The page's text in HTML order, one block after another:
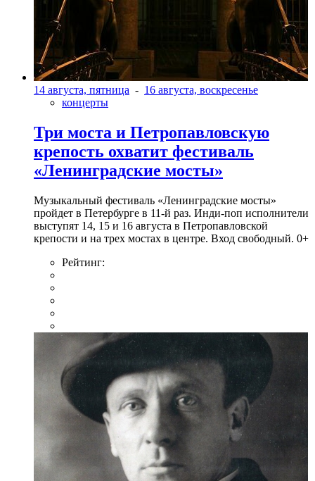
14 августа, пятница - 16 августа, воскресенье
концерты
Три моста и Петропавловскую
крепость охватит фестиваль
«Ленинградские мосты»
Музыкальный фестиваль «Ленинградские мосты»
пройдет в Петербурге в 11-й раз. Инди-поп исполнители
выступят 14, 15 и 16 августа в Петропавловской
крепости и на трех мостах в центре. Вход свободный. 0+
Рейтинг: